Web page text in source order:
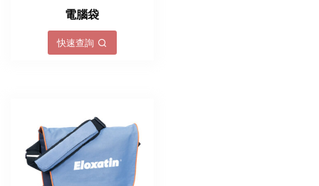
電腦袋
快速查詢